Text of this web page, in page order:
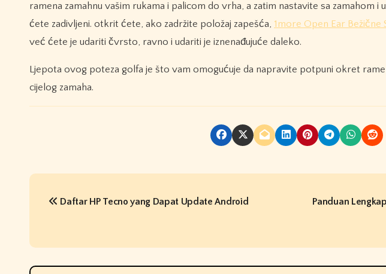
ramena zamahnu vašim rukama i palicom do vrha, a zatim nastavite sa zamahom
ćete zadivljeni. otkrit ćete, ako zadržite položaj zapešća, 1more Open Ear Bežične
već ćete je udariti čvrsto, ravno i udariti je iznenađujuće daleko.
Ljepota ovog poteza golfa je što vam omogućuje da napravite potpuni okret
cijelog zamaha.
P
t
Daftar HP Tecno yang Dapat Update Android
Panduan